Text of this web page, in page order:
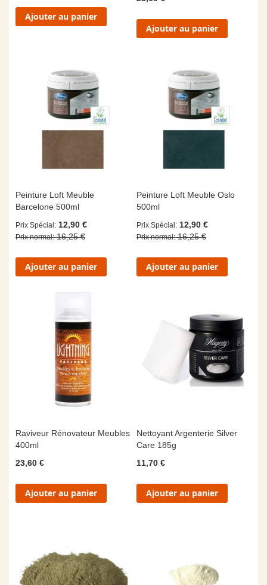
Ajouter au panier
Ajouter au panier
Peinture Loft Meuble
Barcelone 500ml
Prix Spécial 12,90 €
Prix normal 16,25 €
Ajouter au panier
Peinture Loft Meuble Oslo
500ml
Prix Spécial 12,90 €
Prix normal 16,25 €
Ajouter au panier
Raviveur Rénovateur Meubles
400ml
23,60 €
Ajouter au panier
Nettoyant Argenterie Silver
Care 185g
11,70 €
Ajouter au panier